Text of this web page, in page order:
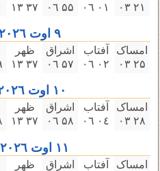
۲۱ ۰۳
۰۱ ۰٦
۵۵ ۰٦
۳٧ ۱۳
٩ اوت ۲۰۲٦ - یکشنبه
امساک
۲۵ ۰۳
آفتاب
۰۲ ۰٦
اشراق
۵٧ ۰٦
ظهر
۳٧ ۱۳
۱۰ اوت ۲۰۲٦ - دو شنبه
امساک
۲٨ ۰۳
آفتاب
۰٤ ۰٦
اشراق
۵٨ ۰٦
ظهر
۳٧ ۱۳
۱۱ اوت ۲۰۲٦ - سه‌ شنبه
امساک
آفتاب
اشراق
ظهر